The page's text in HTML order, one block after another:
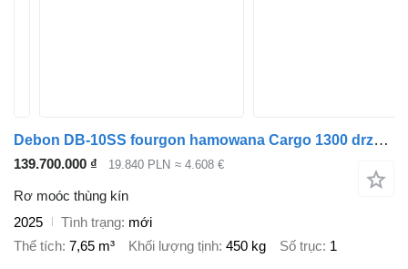
Debon DB-10SS fourgon hamowana Cargo 1300 drzwi 1300kg
139.700.000 ₫ 19.840 PLN ≈ 4.608 €
Rơ moóc thùng kín
2025
Tình trạng mới
Thể tích 7,65 m³ Khối lượng tịnh 450 kg Số trục 1